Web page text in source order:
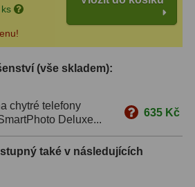
(vše skladem):
chytré telefony
Deluxe...
635 Kč
také v následujících